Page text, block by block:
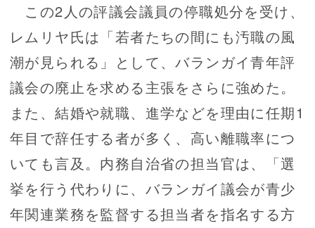
この2人の評議会議員の停職処分を受け、
レムリヤ氏は「若者たちの間にも汚職の風
潮が見られる」として、バランガイ青年評
議会の廃止を求める主張をさらに強めた。
また、結婚や就職、進学などを理由に任期1
年目で辞任する者が多く、高い離職率につ
いても言及。内務自治省の担当官は、「選
挙を行う代わりに、バランガイ議会が青少
年関連業務を監督する担当者を指名する方